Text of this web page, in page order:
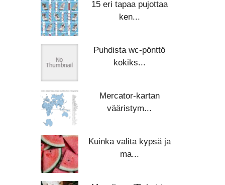
15 eri tapaa pujottaa
ken...
Puhdista wc-pönttö
kokiks...
Mercator-kartan
vääristym...
Kuinka valita kypsä ja
ma...